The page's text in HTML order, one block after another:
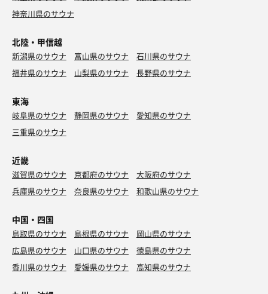
神奈川県のサウナ
北陸・甲信越
新潟県のサウナ 富山県のサウナ
石川県のサウナ
福井県のサウナ
山梨県のサウナ 長野県のサウナ
東海
岐阜県のサウナ 静岡県のサウナ
愛知県のサウナ
三重県のサウナ
近畿
滋賀県のサウナ 京都府のサウナ
大阪府のサウナ
兵庫県のサウナ
奈良県のサウナ 和歌山県のサウナ
中国・四国
鳥取県のサウナ 島根県のサウナ
岡山県のサウナ
広島県のサウナ
山口県のサウナ
徳島県のサウナ
香川県のサウナ
愛媛県のサウナ 高知県のサウナ